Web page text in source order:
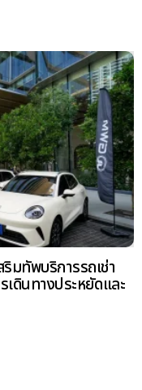
มทัพบริการรถเช่า
ดินทางประหยัดและ